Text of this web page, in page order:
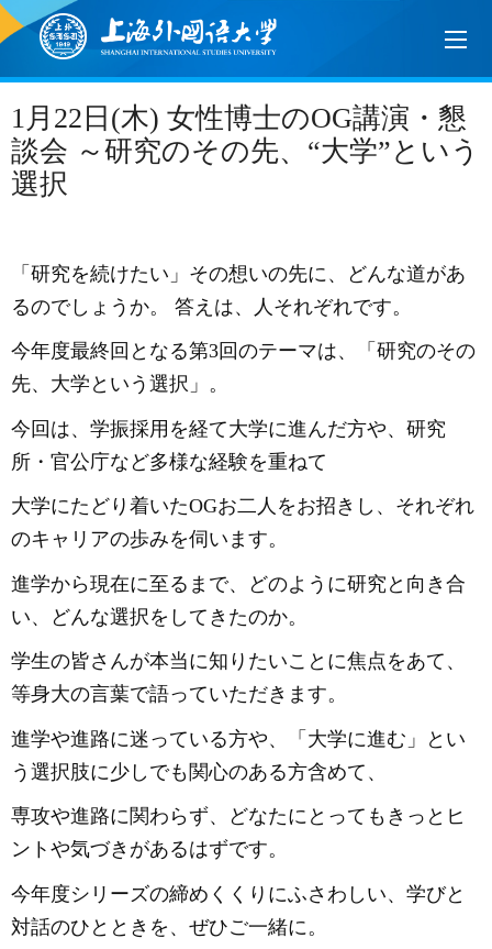
1月22日(木) 女性博士のOG講演・懇
談会 ～研究のその先、“大学”という
選択
「研究を続けたい」その想いの先に、どんな道があ
るのでしょうか。
答えは、人それぞれです。
今年度最終回となる第3回のテーマは、「研究のその
先、大学という選択」。
今回は、学振採用を経て大学に進んだ方や、研究
所・官公庁など多様な経験を重ねて
大学にたどり着いたOGお二人をお招きし、それぞれ
のキャリアの歩みを伺います。
進学から現在に至るまで、どのように研究と向き合
い、どんな選択をしてきたのか。
学生の皆さんが本当に知りたいことに焦点をあて、
等身大の言葉で語っていただきます。
進学や進路に迷っている方や、「大学に進む」とい
う選択肢に少しでも関心のある方含めて、
専攻や進路に関わらず、どなたにとってもきっとヒ
ントや気づきがあるはずです。
今年度シリーズの締めくくりにふさわしい、学びと
対話のひとときを、ぜひご一緒に。